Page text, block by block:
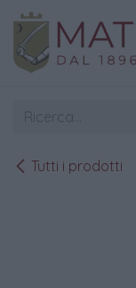
Passa al contenuto
Tutti i prodotti